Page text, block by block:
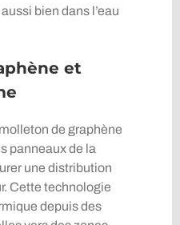
bien dans l’eau
et
de graphène
panneaux de la
une distribution
Cette technologie
depuis des